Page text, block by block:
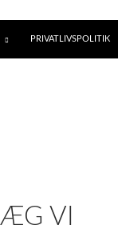
PRIVATLIVSPOLITIK
VI